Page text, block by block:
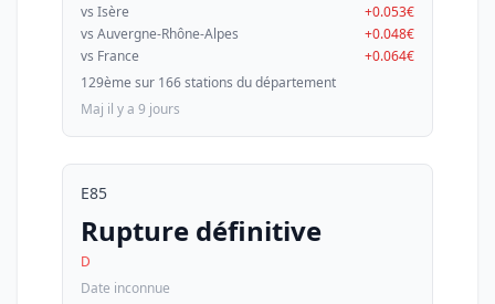
vs Isère
+0.053€
vs Auvergne-Rhône-Alpes
+0.048€
vs France
+0.064€
129ème sur 166 stations du département
Maj il y a 9 jours
E85
Rupture définitive
D
Date inconnue